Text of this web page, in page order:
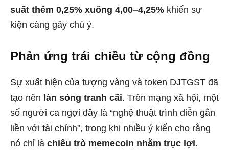
suất thêm 0,25% xuống 4,00–4,25% khiến sự
kiện càng gây chú ý.
Phản ứng trái chiều từ cộng đồng
Sự xuất hiện của tượng vàng và token DJTGST đã
tạo nên làn sóng tranh cãi. Trên mạng xã hội, một
số người ca ngợi đây là “nghệ thuật trình diễn gắn
liền với tài chính”, trong khi nhiều ý kiến cho rằng
nó chỉ là chiêu trò memecoin nhằm trục lợi.